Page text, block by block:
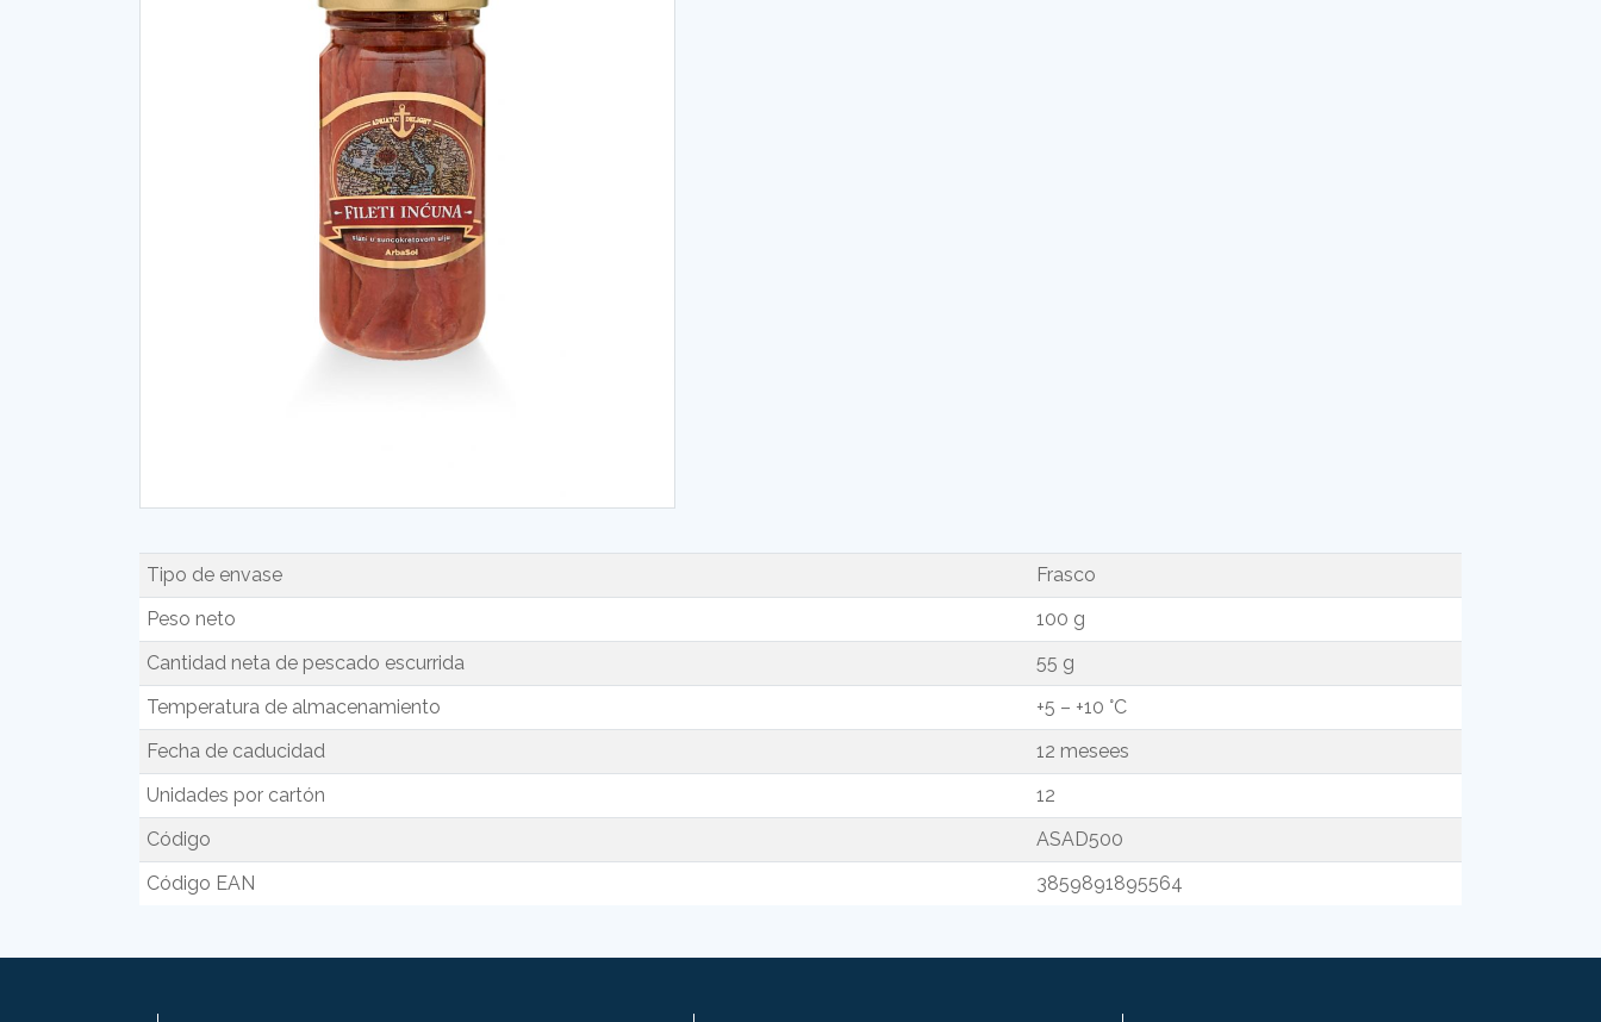
Tipo de envase
Frasco
Peso neto
100 g
Cantidad neta de pescado escurrida
55 g
Temperatura de almacenamiento
+5 – +10 °C
Fecha de caducidad
12 mesees
Unidades por cartón
12
Código
ASAD500
Código EAN
3859891895564